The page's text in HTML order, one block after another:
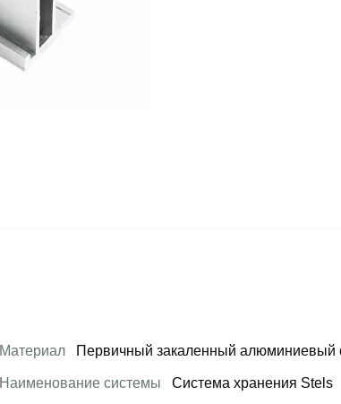
Материал Первичный закаленный алюминиевый
Наименование системы Система хранения Stels